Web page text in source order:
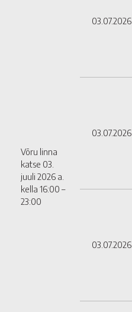
Võru linna
katse 03.
juuli 2026 a.
kella 16:00 –
23:00
03.07.2026
03.07.2026
03.07.2026